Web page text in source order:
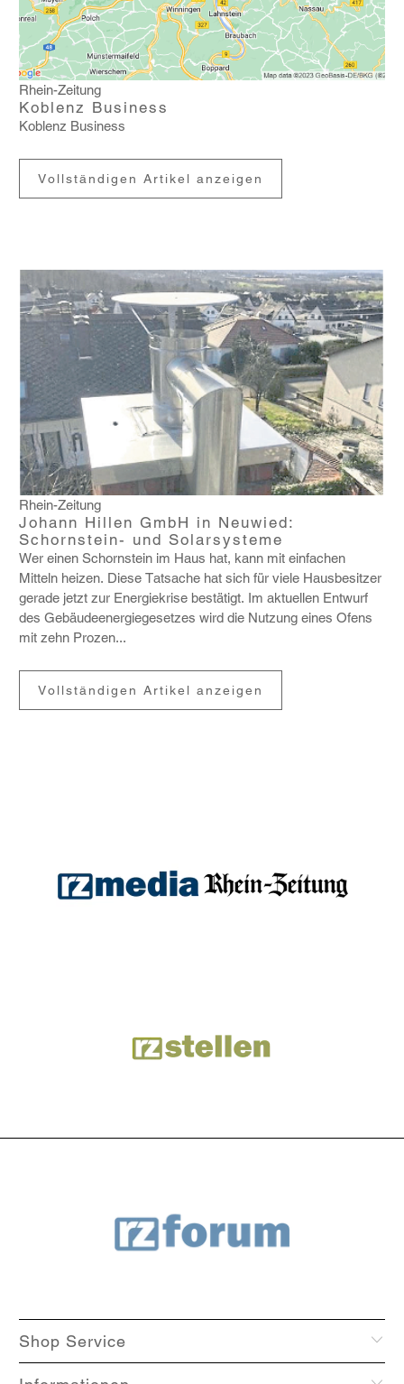
Rhein-Zeitung
Koblenz Business
Koblenz Busi­ness
Vollständigen Artikel anzeigen
Rhein-Zeitung
Johann Hillen GmbH in Neuwied:
Schornstein- und Solarsysteme
Wer einen Schorn­stein im Haus hat, kann mit einfa­chen
Mitteln heizen. Diese Tatsache hat sich für viele Haus­be­sitzer
gerade jetzt zur Ener­gie­krise bestä­tigt. Im aktu­ellen Entwurf
des Gebäu­de­en­er­gie­ge­setzes wird die Nutzung eines Ofens
mit zehn Prozen...
Vollständigen Artikel anzeigen
Shop Service